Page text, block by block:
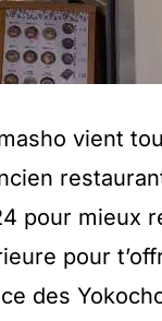
vient
pour mieux
pour
des